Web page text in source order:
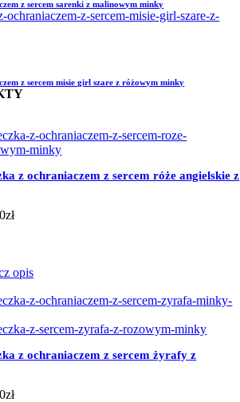
z sercem sarenki z malinowym minky
z sercem misie girl szare z różowym minky
z ochraniaczem z sercem róże angielskie z
złZakres
do
opis
z ochraniaczem z sercem żyrafy z
złZakres